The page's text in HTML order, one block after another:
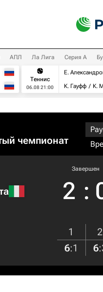
АПЛ Ла Лига Серия А
Теннис
06.08 21:00
Е.
К. Гауфф
К.
чемпионат
Завершен
2 :
1
2
6:1 6: